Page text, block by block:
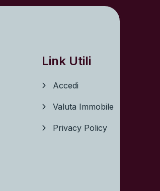
Link Utili
Accedi
Valuta Immobile
Privacy Policy